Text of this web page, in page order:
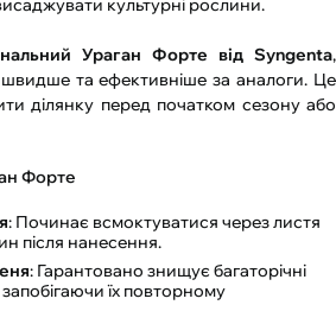
культурні рослини.
Ураган Форте від Syngenta,
та ефективніше за аналоги. Це
ділянку перед початком сезону або
Форте
: Починає всмоктуватися через листя
після нанесення.
: Гарантовано знищує багаторічні
їх повторному